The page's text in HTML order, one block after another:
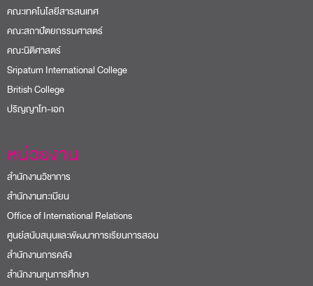
คณะเทคโนโลยีสารสนเทศ
คณะสถาปัตยกรรมศาสตร์
คณะนิติศาสตร์
Sripatum International College
British College
ปริญญาโท-เอก
หน่วยงาน
สำนักงานวิชาการ
สำนักงานทะเบียน
Office of International Relations
ศูนย์สนับสนุนและพัฒนาการเรียนการสอน
สำนักงานการคลัง
สำนักงานทุนการศึกษา